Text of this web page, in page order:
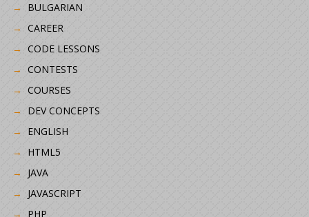
BULGARIAN
CAREER
CODE LESSONS
CONTESTS
COURSES
DEV CONCEPTS
ENGLISH
HTML5
JAVA
JAVASCRIPT
PHP